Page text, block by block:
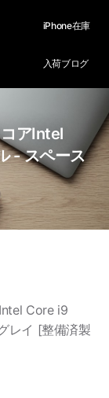
iPhone在庫
入荷ブログ
アIntel
- スペース
Core i9
レイ [整備済製